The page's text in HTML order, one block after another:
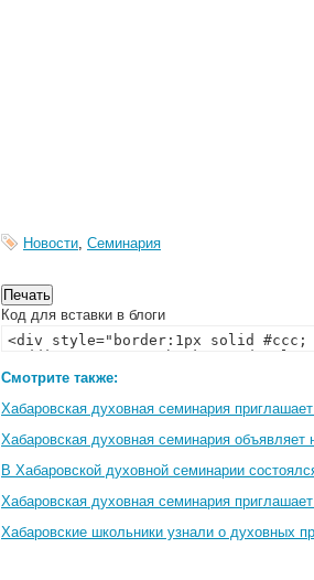
Новости, Семинария
Код для вставки в блоги
Смотрите также:
Хабаровская духовная семинария
Хабаровская духовная семинария
В Хабаровской духовной семинарии
Хабаровская духовная семинария
Хабаровские школьники узнали о духовных